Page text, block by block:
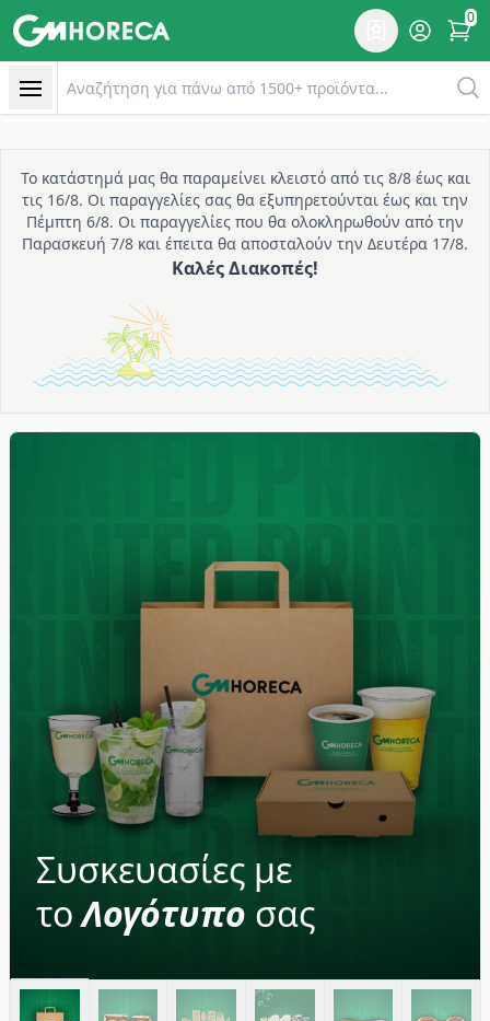
Αναλώσιμα είδη εστίασης | GM Horeca Επιθυμητό
Account
0
Το κατάστημά μας θα παραμείνει κλειστό από τις 8/8 έως και
τις 16/8. Οι παραγγελίες σας θα εξυπηρετούνται έως και την
Πέμπτη 6/8. Οι παραγγελίες που θα ολοκληρωθούν από την
Παρασκευή 7/8 και έπειτα θα αποσταλούν την Δευτέρα 17/8.
Καλές Διακοπές!
Συσκευασίες με
τοΛογότυπο σας